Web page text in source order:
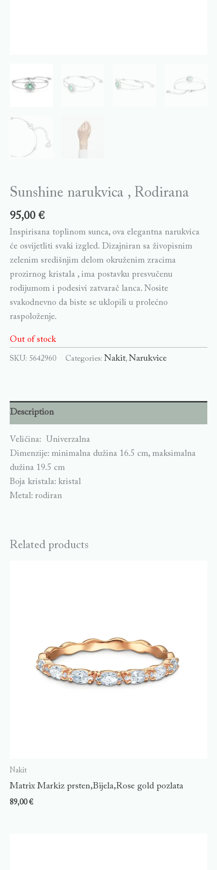
Sunshine narukvica , Rodirana
95,00 €
Inspirisana toplinom sunca, ova elegantna narukvica
će osvijetliti svaki izgled. Dizajniran sa živopisnim
zelenim središnjim delom okruženim zracima
prozirnog kristala , ima postavku presvučenu
rodijumom i podesivi zatvarač lanca. Nosite
svakodnevno da biste se uklopili u prolećno
raspoloženje.
Out of stock
SKU: 5642960 Categories: Nakit, Narukvice
Description
Veličina: Univerzalna
Dimenzije: minimalna dužina 16.5 cm, maksimalna
dužina 19.5 cm
Boja kristala: kristal
Metal: rodiran
Related products
Nakit
Matrix Markiz prsten,Bijela,Rose gold pozlata
89,00€